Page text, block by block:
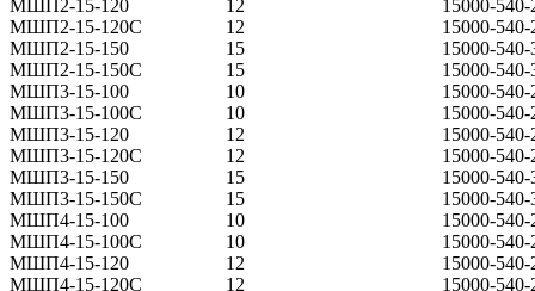
МШП2-15-120
12
15000-540-
МШП2-15-120С
12
15000-540-
МШП2-15-150
15
15000-540-
МШП2-15-150С
15
15000-540-
МШП3-15-100
10
15000-540-
МШП3-15-100С
10
15000-540-
МШП3-15-120
12
15000-540-
МШП3-15-120С
12
15000-540-
МШП3-15-150
15
15000-540-
МШП3-15-150С
15
15000-540-
МШП4-15-100
10
15000-540-
МШП4-15-100С
10
15000-540-
МШП4-15-120
12
15000-540-
МШП4-15-120С
12
15000-540-